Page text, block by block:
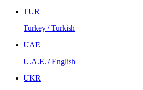
TUR
Turkey / Turkish
UAE
U.A.E. / English
UKR